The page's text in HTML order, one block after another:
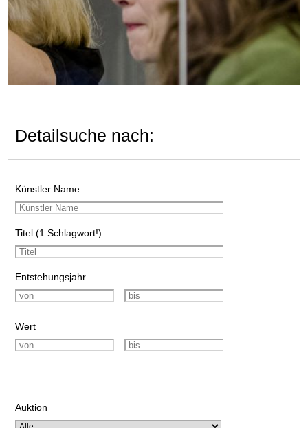
Detailsuche nach:
Künstler Name
Titel (1 Schlagwort!)
Entstehungsjahr
Wert
Auktion